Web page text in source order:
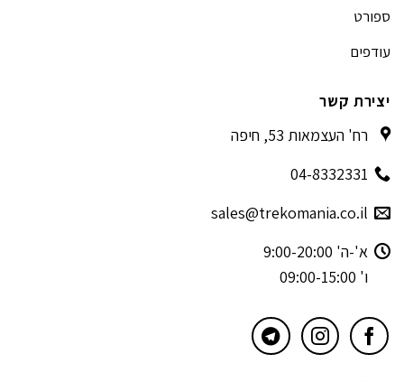
ספורט
עודפים
יצירת קשר
רח' העצמאות 53, חיפה
04-8332331
sales@trekomania.co.il
א'-ה' 9:00-20:00
ו' 09:00-15:00